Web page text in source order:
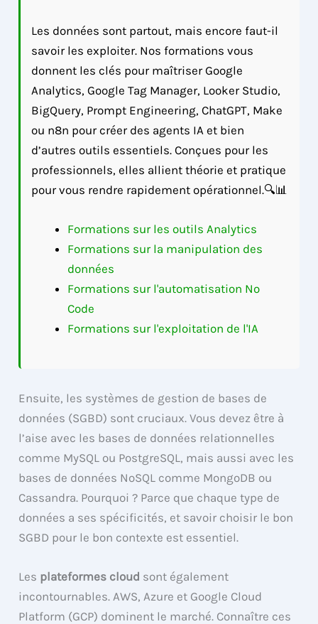
Les données sont partout, mais encore faut-il
savoir les exploiter. Nos formations vous
donnent les clés pour maîtriser Google
Analytics, Google Tag Manager, Looker Studio,
BigQuery, Prompt Engineering, ChatGPT, Make
ou n8n pour créer des agents IA et bien
d’autres outils essentiels. Conçues pour les
professionnels, elles allient théorie et pratique
pour vous rendre rapidement opérationnel.🔍📊
Formations sur les outils Analytics
Formations sur la manipulation des
données
Formations sur l'automatisation No
Code
Formations sur l'exploitation de l'IA
Ensuite, les systèmes de gestion de bases de
données (SGBD) sont cruciaux. Vous devez être à
l’aise avec les bases de données relationnelles
comme MySQL ou PostgreSQL, mais aussi avec les
bases de données NoSQL comme MongoDB ou
Cassandra. Pourquoi ? Parce que chaque type de
données a ses spécificités, et savoir choisir le bon
SGBD pour le bon contexte est essentiel.
Les plateformes cloud sont également
incontournables. AWS, Azure et Google Cloud
Platform (GCP) dominent le marché. Connaître ces